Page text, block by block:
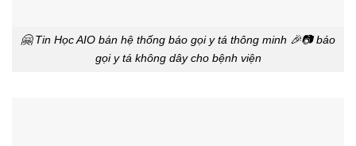
🤗 Tin Học AIO bán hệ thống báo gọi y tá thông minh 🎉📷 báo
gọi y tá không dây cho bệnh viện